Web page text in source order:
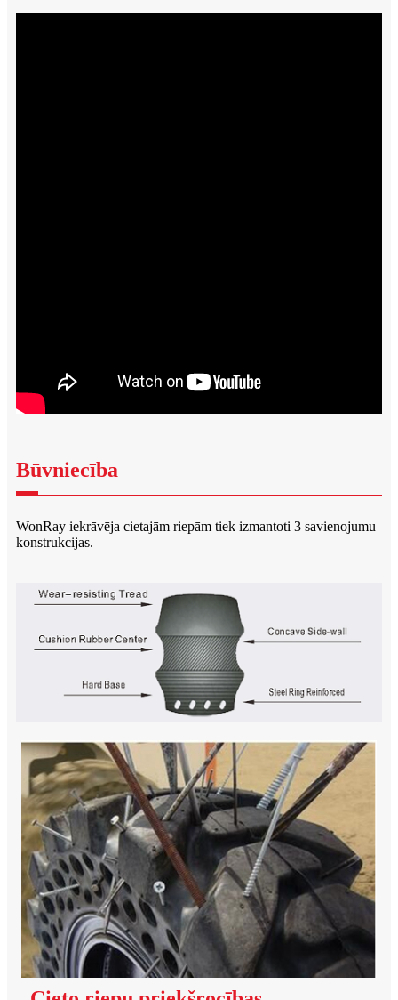
Būvniecība
WonRay iekrāvēja cietajām riepām tiek izmantoti 3 savienojumu
konstrukcijas.